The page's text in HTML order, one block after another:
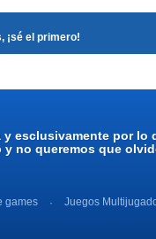
¡sé el primero!
esclusivamente por
no queremos que
games Juegos